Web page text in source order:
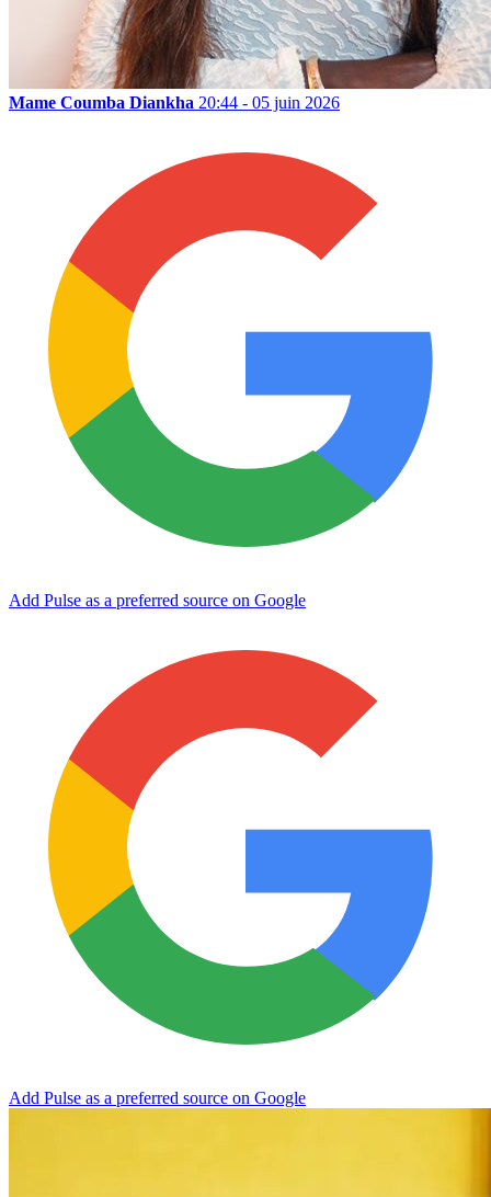
Mame Coumba Diankha 20:44 - 05 juin 2026
Add Pulse as a preferred source on Google
Add Pulse as a preferred source on Google